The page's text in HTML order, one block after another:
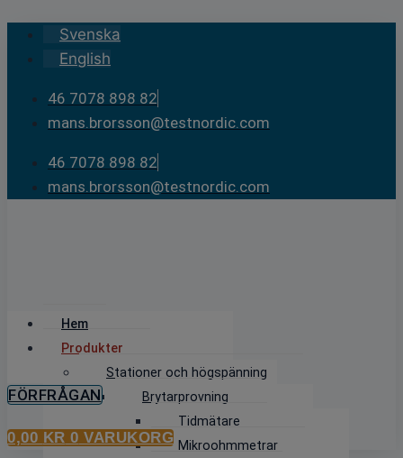
Skip
content
Svenska
English
46 7078 898 82
mans.brorsson@testnordic.com
46 7078 898 82
mans.brorsson@testnordic.com
Hem
Produkter
Stationer och högspänning
Brytarprovning
Tidmätare
Mikroohmmetrar
FÖRFRÅGAN
0,00 KR 0 VARUKORG